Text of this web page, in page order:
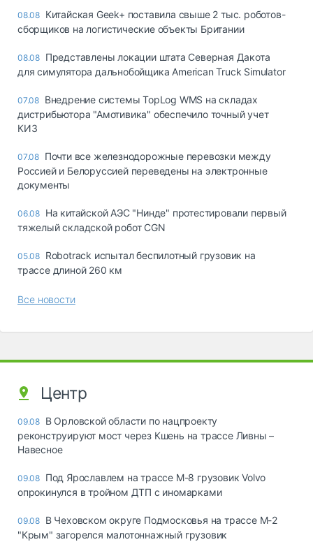
08.08 Китайская Geek+ поставила свыше 2 тыс. роботов-
сборщиков на логистические объекты Британии
08.08 Представлены локации штата Северная Дакота
для симулятора дальнобойщика American Truck Simulator
07.08 Внедрение системы TopLog WMS на складах
дистрибьютора "Амотивика" обеспечило точный учет
КИЗ
07.08 Почти все железнодорожные перевозки между
Россией и Белоруссией переведены на электронные
документы
06.08 На китайской АЭС "Нинде" протестировали первый
тяжелый складской робот CGN
05.08 Robotrack испытал беспилотный грузовик на
трассе длиной 260 км
Все новости
Центр
09.08 В Орловской области по нацпроекту
реконструируют мост через Кшень на трассе Ливны –
Навесное
09.08 Под Ярославлем на трассе М-8 грузовик Volvo
опрокинулся в тройном ДТП с иномарками
09.08 В Чеховском округе Подмосковья на трассе М-2
"Крым" загорелся малотоннажный грузовик